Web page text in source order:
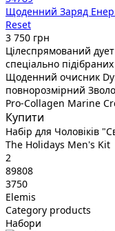
Щоденний Заряд
Reset
3 750 грн
Цілеспрямований
спеціально
Щоденний очисник
повнорозмірний
Pro-Collagen Marine
Купити
Набір для Чоловіків
The Holidays Men's Kit
2
89808
3750
Elemis
Category products
Набори